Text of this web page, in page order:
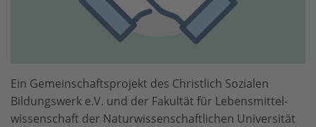
Ein Gemeinschaftsprojekt des Christlich Sozialen
Bildungswerk e.V. und der Fakultät für Lebensmittel­
wissenschaft der Natur­wissen­schaftlichen Universität